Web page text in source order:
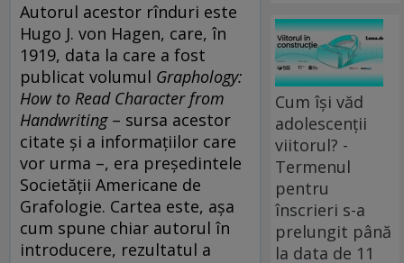
Autorul acestor rînduri este
Hugo J. von Hagen, care, în
1919, data la care a fost
publicat volumul Graphology:
How to Read Character from
Handwriting– sursa acestor
citate și a informațiilor care
vor urma –, era președintele
Societății Americane de
Grafologie. Cartea este, așa
cum spune chiar autorul în
introducere, rezultatul a
Cum își văd
adolescenții
viitorul? -
Termenul
pentru
înscrieri s-a
prelungit până
la data de 11